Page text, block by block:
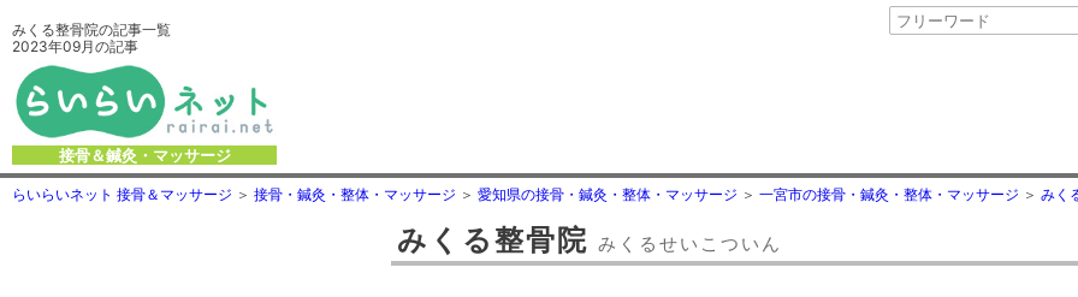
みくる整骨院の記事一覧
2023年09月の記事
接骨＆鍼灸・マッサージ
らいらいネット 接骨＆マッサージ 接骨・鍼灸・整体・マッサージ 愛知県の接骨・鍼灸・整体・マッサージ 一宮市の接骨・鍼灸・整体・マッサージ みく
みくる整骨院 みくるせいこついん